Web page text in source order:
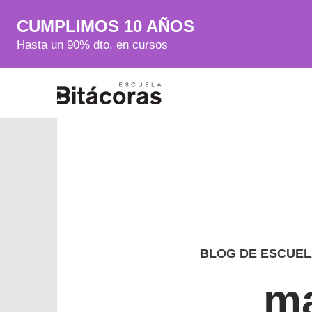
CUMPLIMOS 10 AÑOS
Hasta un 90% dto. en cursos
BLOG DE